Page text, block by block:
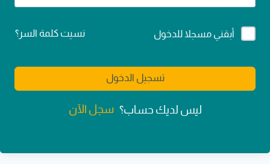
Alternative:
أبقني مسجلا للدخول نسيت كلمة السر؟
تسجيل الدخول
ليس لديك حساب؟ سجل الآن